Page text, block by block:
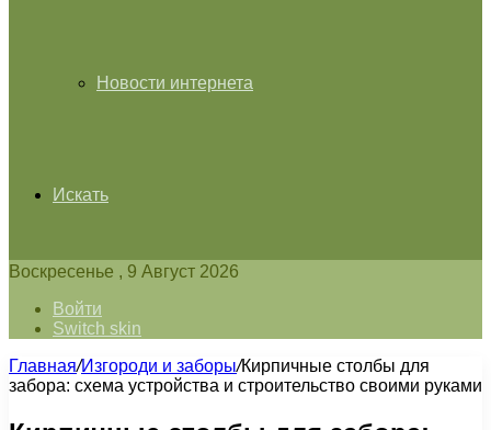
Новости интернета
Искать
Воскресенье , 9 Август 2026
Войти
Switch skin
Главная/Изгороди и заборы/Кирпичные столбы для
забора: схема устройства и строительство своими руками